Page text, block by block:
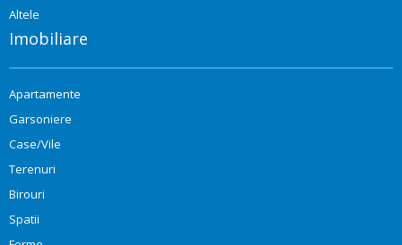
Altele
Imobiliare
Apartamente
Garsoniere
Case/Vile
Terenuri
Birouri
Spatii